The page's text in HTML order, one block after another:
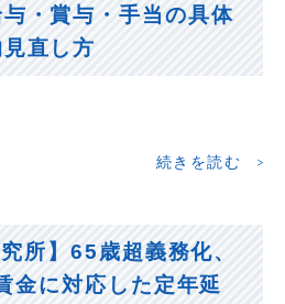
・賞与・手当の具体
見直し方
続きを読む
所】65歳超義務化、
金に対応した定年延